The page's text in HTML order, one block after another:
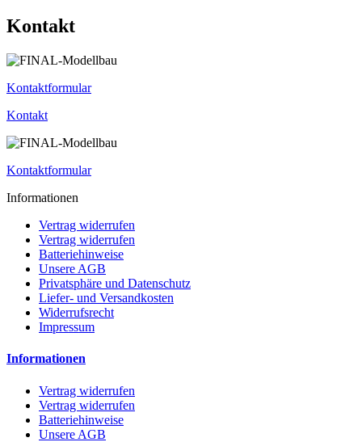
Kontakt
Kontaktformular
Kontakt
Kontaktformular
Informationen
Vertrag widerrufen
Vertrag widerrufen
Batteriehinweise
Unsere AGB
Privatsphäre und Datenschutz
Liefer- und Versandkosten
Widerrufsrecht
Impressum
Informationen
Vertrag widerrufen
Vertrag widerrufen
Batteriehinweise
Unsere AGB